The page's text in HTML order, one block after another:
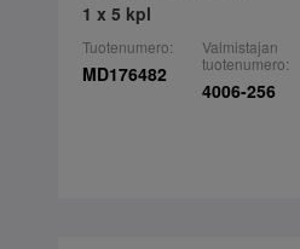
1 x 5 kpl
Tuotenumero:
MD176482
Valmistajan
tuotenumero:
4006-256